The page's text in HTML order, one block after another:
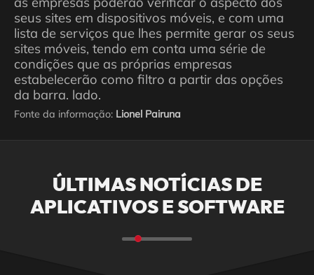
seus sites em dispositivos móveis, e com uma
lista de serviços que lhes permite gerar os seus
sites móveis, tendo em conta uma série de
condições que as próprias empresas
estabelecerão como filtro a partir das opções
da barra. lado.
Fonte da informação: Lionel Pairuna
ÚLTIMAS NOTÍCIAS DE
APLICATIVOS E SOFTWARE